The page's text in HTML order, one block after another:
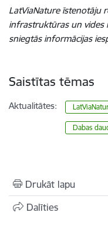
LatViaNature īstenotāju
infrastruktūras un vides
sniegtās informācijas
Saistītas tēmas
Aktualitātes:
Dabas
Drukāt lapu
Dalīties